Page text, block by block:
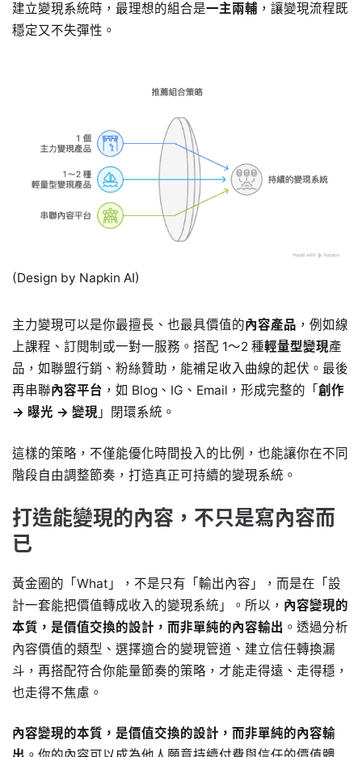
建立變現系統時，最理想的組合是一主兩輔 ，讓變現流程既
穩定又不失彈性。
(Design by Napkin AI)
主力變現可以是你最擅長、也最具價值的內容產品 ，例如線
上課程、訂閱制或一對一服務。搭配 1～2 種輕量型變現產
品，如聯盟行銷、粉絲贊助，能補足收入曲線的起伏。最後
再串聯內容平台 ，如 Blog、IG、Email，形成完整的「 創作
→ 曝光 → 變現 」閉環系統。
這樣的策略，不僅能優化時間投入的比例，也能讓你在不同
階段自由調整節奏，打造真正可持續的變現系統。
打造能變現的內容，不只是寫內容而
已
黃金圈的「What」，不是只有「輸出內容」，而是在「設
計一套能把價值轉成收入的變現系統」。所以， 內容變現的
本質，是價值交換的設計，而非單純的內容輸出 。透過分析
內容價值的類型、選擇適合的變現管道、建立信任轉換漏
斗，再搭配符合你能量節奏的策略，才能走得遠、走得穩，
也走得不焦慮。
內容變現的本質，是價值交換的設計，而非單純的內容輸